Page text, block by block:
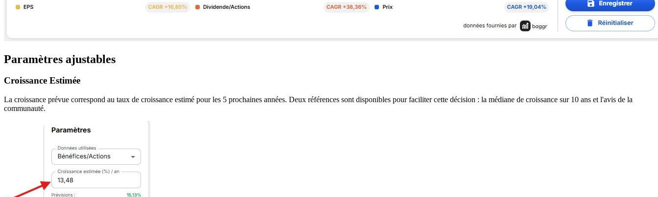
Paramètres ajustables
Croissance Estimée
La croissance prévue correspond au taux de croissance estimé pour les 5 prochaines années. Deux références sont disponibles pour faciliter cette décision : la médiane de croissance sur 10 ans et l'avis de la
communauté.